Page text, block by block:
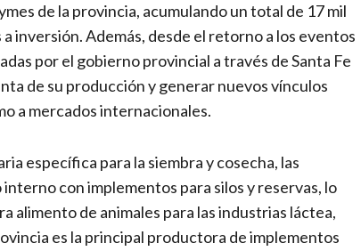
de la provincia, acumulando un total de 17 mil
inversión. Además, desde el retorno a los eventos
por el gobierno provincial a través de Santa Fe
de su producción y generar nuevos vínculos
a mercados internacionales.
específica para la siembra y cosecha, las
con implementos para silos y reservas, lo
alimento de animales para las industrias láctea,
es la principal productora de implementos